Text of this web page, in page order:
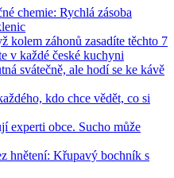
chemie: Rychlá zásoba
kolem záhonů zasadíte těchto 7
v každé české kuchyni
svátečně, ale hodí se ke kávě
kdo chce vědět, co si
experti obce. Sucho může
hnětení: Křupavý bochník s